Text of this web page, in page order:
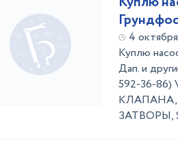
4
Куплю
Дап. и
592-36-86)
ЗАТВОРЫ,